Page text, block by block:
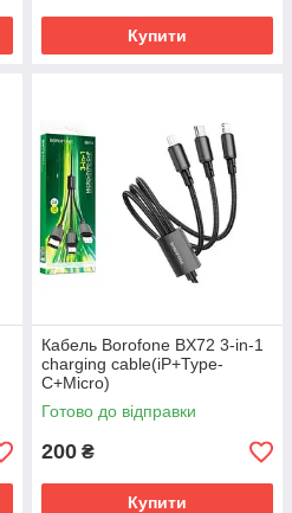
Купити
Кабель Borofone BX72 3-in-1
charging cable(iP+Type-
C+Micro)
Готово до відправки
200 ₴
Купити